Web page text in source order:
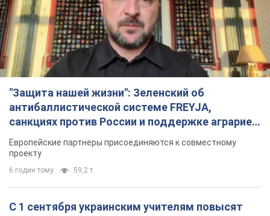
"Защита нашей жизни": Зеленский об
антибаллистической системе FREYJA,
санкциях против России и поддержке аграриев.
Видео
Европейские партнеры присоединяются к совместному
проекту
6 годин тому 59,2 т.
С 1 сентября украинским учителям повысят